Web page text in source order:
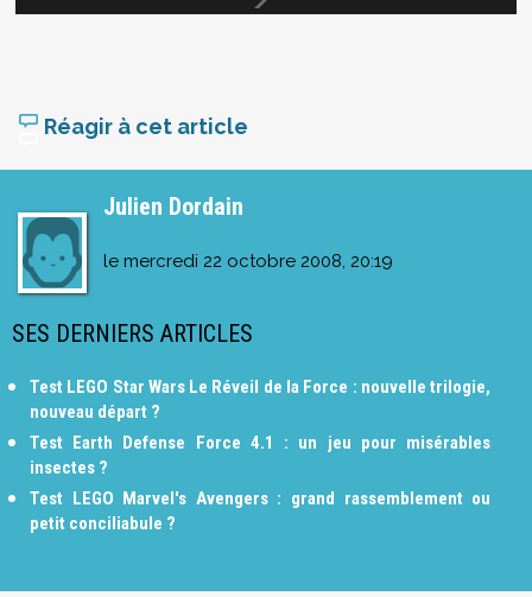
Réagir à cet article
Julien Dordain
le mercredi 22 octobre 2008, 20:19
SES DERNIERS ARTICLES
Test LEGO Star Wars Le Réveil de la Force : nouvelle trilogie,
nouveau départ ?
Test Earth Defense Force 4.1 : un jeu pour misérables
insectes ?
Test LEGO Marvel's Avengers : grand rassemblement ou
petit conciliabule ?